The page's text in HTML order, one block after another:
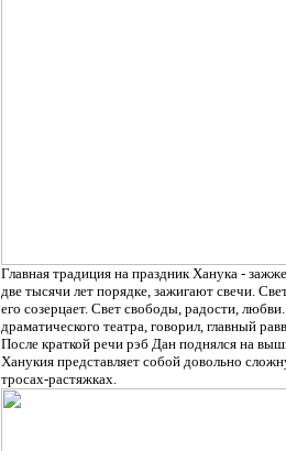
Главная традиция на праздник Ханука -
две тысячи лет порядке, зажигают свечи.
его созерцает. Свет свободы, радости,
драматического театра, говорил, главный
После краткой речи рэб Дан поднялся на
Ханукия представляет собой довольно
тросах-растяжках.